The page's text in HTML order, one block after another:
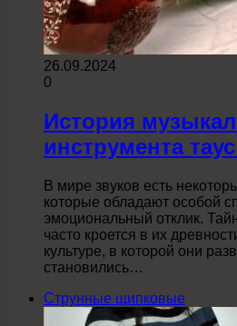
26.09.2024
0
История
инструмента
В мире звуков есть
которые обладают особой
эмоциональный отклик.
часто кроется в их
культуре, в которой они
становились…
Струнные щипковые